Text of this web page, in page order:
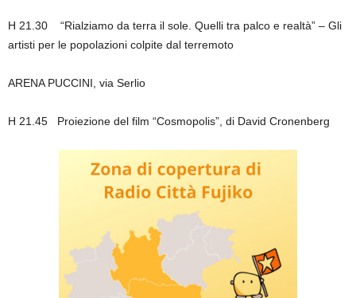
H 21.30 “Rialziamo da terra il sole. Quelli tra palco e realtà” – Gli
artisti per le popolazioni colpite dal terremoto
ARENA PUCCINI, via Serlio
H 21.45 Proiezione del film “Cosmopolis”, di David Cronenberg